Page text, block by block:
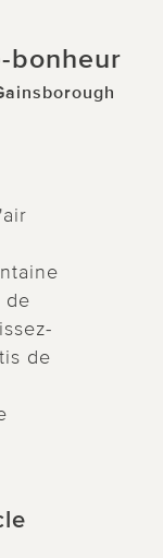
bonheur
de
de